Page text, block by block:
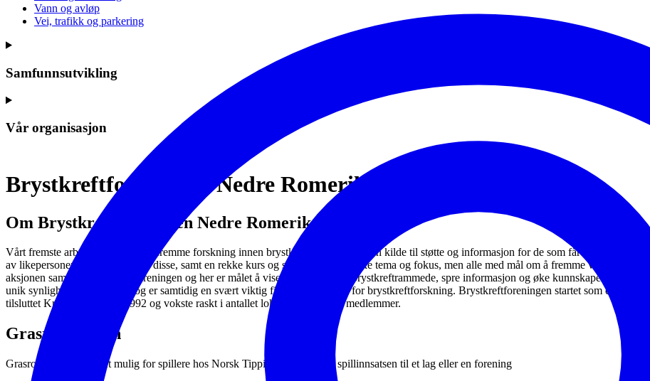
Vann og avløp
Vei, trafikk og parkering
Samfunnsutvikling
Vår organisasjon
Brystkreftforeningen Nedre Romerike
Om Brystkreftforeningen Nedre Romerike
Vårt fremste arbeid handler om å fremme forskning innen brystkreft, samt å være en kilde til støtte og informasjon for de som får stilt
av likepersoner og opplæring av disse, samt en rekke kurs og seminarer med ulike tema og fokus, men alle med mål om å fremme vilkår for
aksjonen sammen med Kreftforeningen og her er målet å vise solidaritet med brystkreftrammede, spre informasjon og øke kunnskapen om
unik synlighet om brystkreft og er samtidig en svært viktig finansieringskilde for brystkreftforskning. Brystkreftforeningen startet som en
tilsluttet Kreftforeningen i 1992 og vokste raskt i antallet lokalforeninger og medlemmer.
Grasrotandelen
Grasrotandelen gjør det mulig for spillere hos Norsk Tipping å gi deler av spillinnsatsen til et lag eller en forening